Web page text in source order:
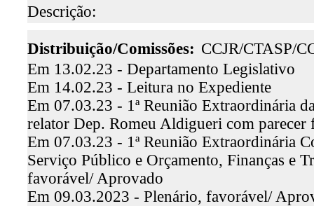
Descrição:
Distribuição/Comissões: CCJR/CTASP/
Em 13.02.23 - Departamento Legislativo
Em 14.02.23 - Leitura no Expediente
Em 07.03.23 - 1ª Reunião Extraordinária
relator Dep. Romeu Aldigueri com
Em 07.03.23 - 1ª Reunião Extraordinária
Serviço Público e Orçamento, Finanças e
favorável/ Aprovado
Em 09.03.2023 - Plenário, favorável/